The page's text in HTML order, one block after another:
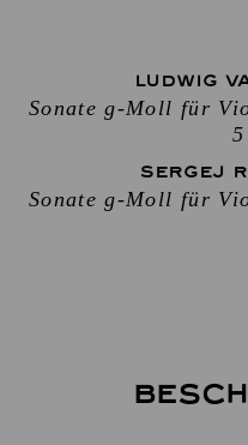
LUDWIG
Sonate g-Moll für
SERGEJ
Sonate g-Moll für